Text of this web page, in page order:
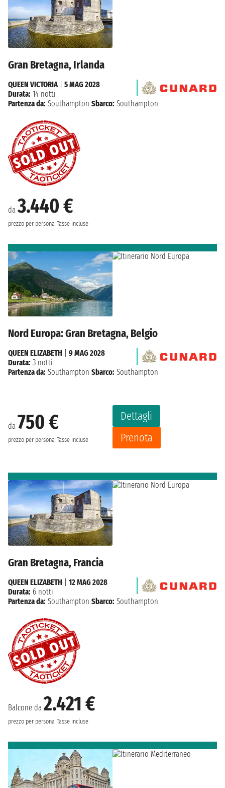
Gran Bretagna, Irlanda
da3.440 €
prezzo per persona Tasse incluse
QUEEN VICTORIA| 5 MAG 2028
Durata: 14 notti
Partenza da: Southampton Sbarco: Southampton
Nord Europa: Gran Bretagna, Belgio
da 750 €
prezzo per persona Tasse incluse
Dettagli
Prenota
QUEEN ELIZABETH
9 MAG 2028
Durata: 3 notti
Partenza da: Southampton Sbarco: Southampton
Gran Bretagna, Francia
Balcone da 2.421 €
prezzo per persona Tasse incluse
QUEEN ELIZABETH
12 MAG 2028
Durata: 6 notti
Partenza da: Southampton Sbarco: Southampton